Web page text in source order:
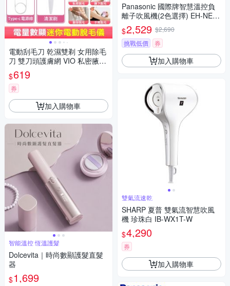
電動刮毛刀 乾濕雙剃 女用除毛
刀 雙刀頭護膚網 VIO 私密腋下
腿部除毛儀 數顯電量 長短毛通
用 附收納包
$619
券
加入購物車
智能溫控 恆溫護髮
Dolcevita｜時尚數顯護髮直髮
器
$1,699
Panasonic 國際牌智慧溫控負
離子吹風機(2色選擇) EH-NE6
M
$2,529 $2,690
挑戰低價
券
加入購物車
雙氣流速乾
SHARP 夏普 雙氣流智慧吹風
機 珍珠白 IB-WX1T-W
$4,290
券
加入購物車